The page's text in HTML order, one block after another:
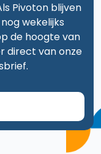
Pivoton blijven
wekelijks
de hoogte van
direct van onze